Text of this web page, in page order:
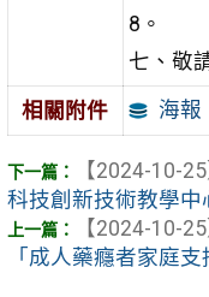
8。
七、敬
相關附件 海報
【2024-10-25
科技創新技術教學中
【2024-10-25
「成人藥癮者家庭